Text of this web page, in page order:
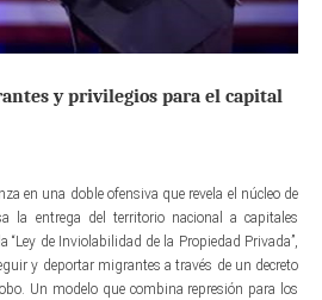
y privilegios para el capital
en una doble ofensiva que revela el núcleo de
la entrega del territorio nacional a capitales
“Ley de Inviolabilidad de la Propiedad Privada”,
y deportar migrantes a través de un decreto
Un modelo que combina represión para los